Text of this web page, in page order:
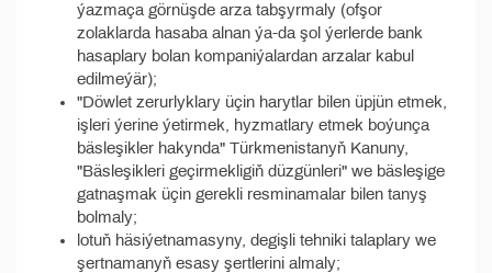
ýazmaça görnüşde arza tabşyrmaly (ofşor
zolaklarda hasaba alnan ýa-da şol ýerlerde bank
hasaplary bolan kompaniýalardan arzalar kabul
edilmeýär);
"Döwlet zerurlyklary üçin harytlar bilen üpjün etmek,
işleri ýerine ýetirmek, hyzmatlary etmek boýunça
bäsleşikler hakynda" Türkmenistanyň Kanuny,
"Bäsleşikleri geçirmekligiň düzgünleri" we bäsleşige
gatnaşmak üçin gerekli resminamalar bilen tanyş
bolmaly;
lotuň häsiýetnamasyny, degişli tehniki talaplary we
şertnamanyň esasy şertlerini almaly;